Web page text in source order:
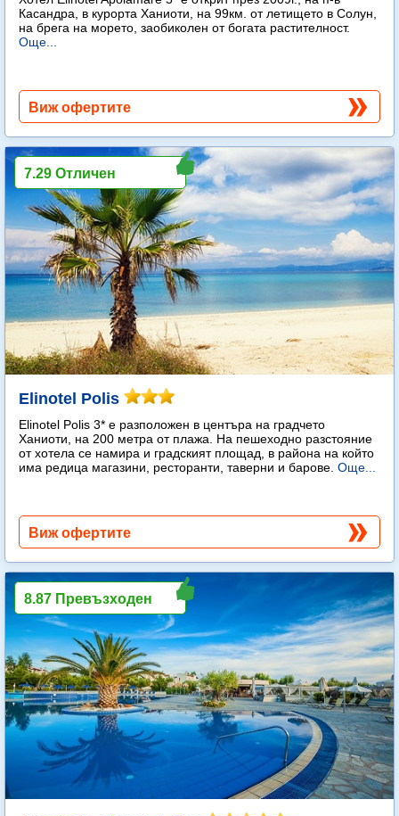
Касандра, в курорта Ханиоти, на 99км. от летището в Солун,
на брега на морето, заобиколен от богата растителност.
Още...
Виж офертите
Elinotel Polis
Elinotel Polis 3* е разположен в центъра на градчето
Ханиоти, на 200 метра от плажа. На пешеходно разстояние
от хотела се намира и градският площад, в района на който
има редица магазини, ресторанти, таверни и барове. Още...
7.29 Отличен
Виж офертите
8.87 Превъзходен